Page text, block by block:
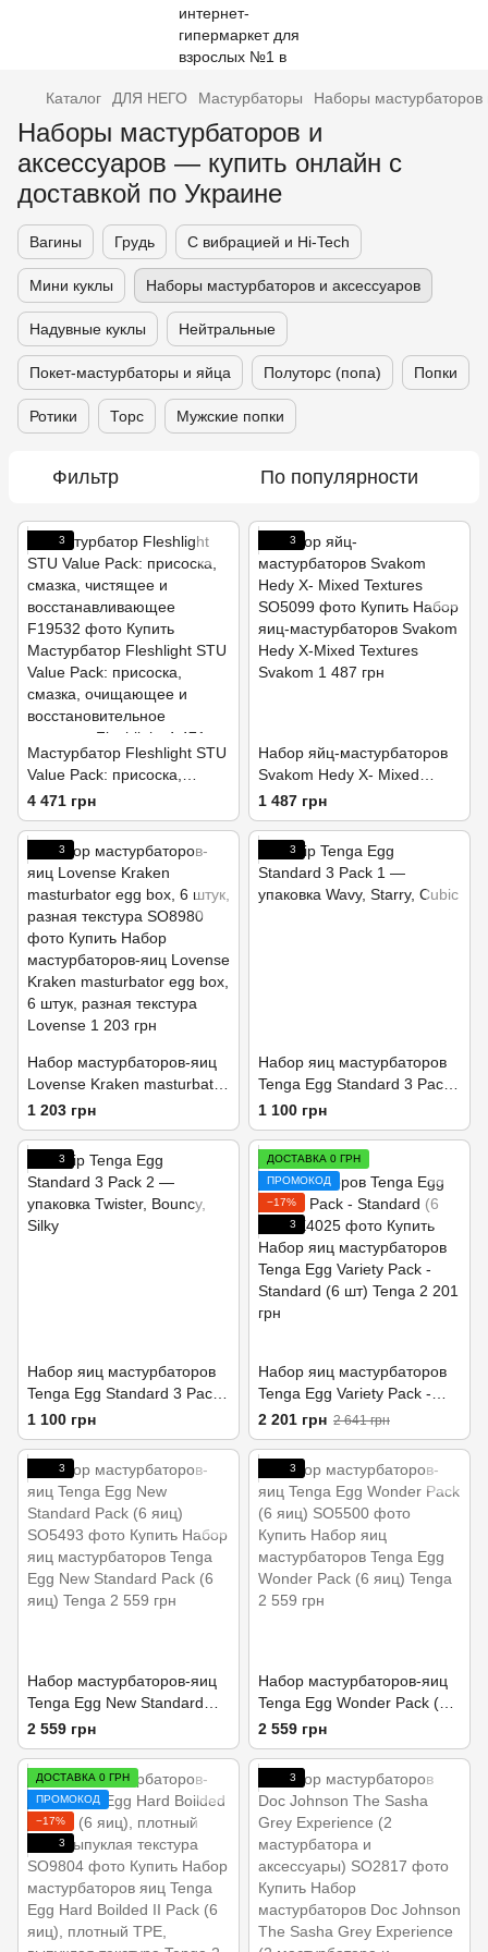
Каталог ДЛЯ НЕГО Мастурбаторы Наборы мастурбаторов
Наборы мастурбаторов и
аксессуаров — купить онлайн с
доставкой по Украине
Вагины Грудь С вибрацией и Hi-Tech
Мини куклы Наборы мастурбаторов и аксессуаров
Надувные куклы Нейтральные
Покет-мастурбаторы и яйца Полуторс (попа) Попки
Ротики Торс Мужские попки
Фильтр По популярности
3
Мастурбатор Fleshlight STU
Value Pack: присоска,
смазка, чистящее и
восстанавливающее
4 471 грн
3
Набор яйц-мастурбаторов
Svakom Hedy X- Mixed
Textures
1 487 грн
3
Набор мастурбаторов-яиц
Lovense Kraken masturbator
egg box, 6 штук, разная
текстура
1 203 грн
3
Набор яиц мастурбаторов
Tenga Egg Standard 3 Pack
1 (Wavy, Starry, Cubic)
1 100 грн
3
Набор яиц мастурбаторов
Tenga Egg Standard 3 Pack
2 (Twister, Bouncy, Silky)
1 100 грн
ДОСТАВКА 0 ГРН
ПРОМОКОД
−17%
3
Набор яиц мастурбаторов
Tenga Egg Variety Pack -
Standard (6 шт)
2 201 грн 2 641 грн
3
Набор мастурбаторов-яиц
Tenga Egg New Standard
Pack (6 яиц)
2 559 грн
3
Набор мастурбаторов-яиц
Tenga Egg Wonder Pack (6
яиц)
2 559 грн
ДОСТАВКА 0 ГРН
ПРОМОКОД
−17%
3
3